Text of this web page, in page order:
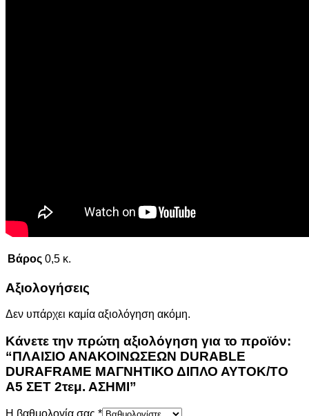
Βάρος 0,5 κ.
Αξιολογήσεις
Δεν υπάρχει καμία αξιολόγηση ακόμη.
Κάνετε την πρώτη αξιολόγηση για το προϊόν:
“ΠΛΑΙΣΙΟ ΑΝΑΚΟΙΝΩΣΕΩΝ DURABLE
DURAFRAME ΜΑΓΝΗΤΙΚΟ ΔΙΠΛΟ ΑΥΤΟΚ/ΤΟ
Α5 ΣΕΤ 2τεμ. ΑΣΗΜΙ”
Η βαθμολογία σας *